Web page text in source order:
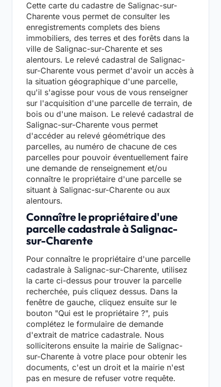
Cette carte du cadastre de Salignac-sur-
Charente vous permet de consulter les
enregistrements complets des biens
immobiliers, des terres et des forêts dans la
ville de Salignac-sur-Charente et ses
alentours. Le relevé cadastral de Salignac-
sur-Charente vous permet d'avoir un accès à
la situation géographique d'une parcelle,
qu'il s'agisse pour vous de vous renseigner
sur l'acquisition d'une parcelle de terrain, de
bois ou d'une maison. Le relevé cadastral de
Salignac-sur-Charente vous permet
d'accéder au relevé géométrique des
parcelles, au numéro de chacune de ces
parcelles pour pouvoir éventuellement faire
une demande de renseignement et/ou
connaître le propriétaire d'une parcelle se
situant à Salignac-sur-Charente ou aux
alentours.
Connaître le propriétaire d'une
parcelle cadastrale à Salignac-
sur-Charente
Pour connaître le propriétaire d'une parcelle
cadastrale à Salignac-sur-Charente, utilisez
la carte ci-dessus pour trouver la parcelle
recherchée, puis cliquez dessus. Dans la
fenêtre de gauche, cliquez ensuite sur le
bouton "Qui est le propriétaire ?", puis
complétez le formulaire de demande
d'extrait de matrice cadastrale. Nous
solliciterons ensuite la mairie de Salignac-
sur-Charente à votre place pour obtenir les
documents, c'est un droit et la mairie n'est
pas en mesure de refuser votre requête.